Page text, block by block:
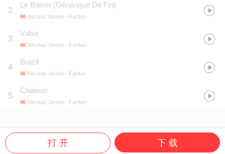
2
Le Baiser (Générique De Fin)
Nicolas Jorelle - Fanfan
3
Valse
Nicolas Jorelle - Fanfan
4
Brazil
Nicolas Jorelle - Fanfan
5
Chaloup
Nicolas Jorelle - Fanfan
打 开 下 载